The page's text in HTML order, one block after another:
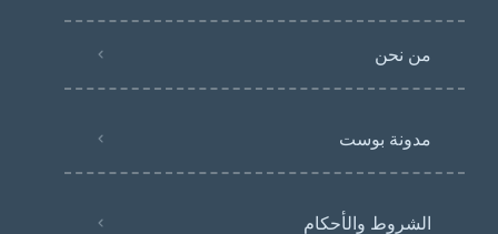
من نحن
مدونة بوست
الشروط والأحكام